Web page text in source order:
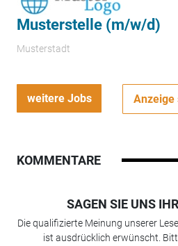
Musterstelle (m/w/d)
Musterstadt
weitere Jobs Anzeige
KOMMENTARE
SAGEN SIE UNS
Die qualifizierte Meinung unserer
ist ausdrücklich erwünscht.